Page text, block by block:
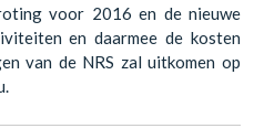
voor 2016 en de nieuwe
en daarmee de kosten
van de NRS zal uitkomen op